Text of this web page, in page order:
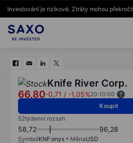
Investování je rizikové. Ztráty mohou
Knife River Corp.
66,80-0,71 / -1,05%20:10:00
Koupit
52týdenní rozsah
58,72 96,28
SymbolKNF:xnys MěnaUSD